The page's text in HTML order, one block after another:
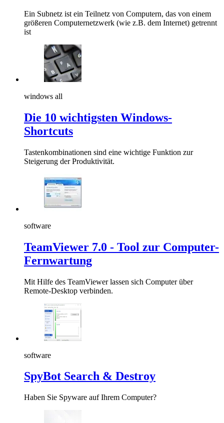
Ein Subnetz ist ein Teilnetz von Computern, das von einem
größeren Computernetzwerk (wie z.B. dem Internet) getrennt
ist
windows all
Die 10 wichtigsten Windows-
Shortcuts
Tastenkombinationen sind eine wichtige Funktion zur
Steigerung der Produktivität.
software
TeamViewer 7.0 - Tool zur Computer-
Fernwartung
Mit Hilfe des TeamViewer lassen sich Computer über
Remote-Desktop verbinden.
software
SpyBot Search & Destroy
Haben Sie Spyware auf Ihrem Computer?